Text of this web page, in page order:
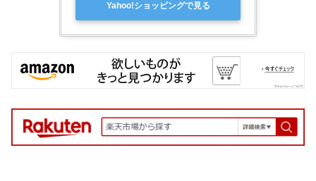
Yahoo!ショッピングで見る